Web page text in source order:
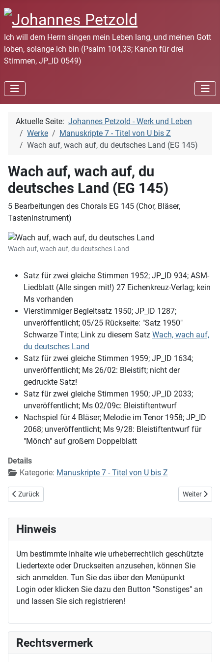
Ich will dem Herrn singen mein Leben lang, und meinen Gott
loben, solange ich bin (Psalm 104,33; Kanon für drei
Stimmen, JP_ID 0549)
Aktuelle Seite: Johannes Petzold - Werk und Leben
Werke
Manuskripte 7 - Titel von U bis Z
Wach auf, wach auf, du deutsches Land (EG 145)
Wach auf, wach auf, du
deutsches Land (EG 145)
5 Bearbeitungen des Chorals EG 145 (Chor, Bläser,
Tasteninstrument)
Wach auf, wach auf, du deutsches Land
Satz für zwei gleiche Stimmen 1952; JP_ID 934; ASM-
Liedblatt (Alle singen mit!) 27 Eichenkreuz-Verlag; kein
Ms vorhanden
Vierstimmiger Begleitsatz 1950; JP_ID 1287;
unveröffentlicht; 05/25 Rückseite: "Satz 1950"
Schwarze Tinte; Link zu diesem Satz Wach, wach auf,
du deutsches Land
Satz für zwei gleiche Stimmen 1959; JP_ID 1634;
unveröffentlicht; Ms 26/02: Bleistift; nicht der
gedruckte Satz!
Satz für zwei gleiche Stimmen 1950; JP_ID 2033;
unveröffentlicht; Ms 02/09c: Bleistiftentwurf
Nachspiel für 4 Bläser; Melodie im Tenor 1958; JP_ID
2068; unveröffentlicht; Ms 9/28: Bleistiftentwurf für
"Mönch" auf großem Doppelblatt
Details
Kategorie: Manuskripte 7 - Titel von U bis Z
Vorheriger Beitrag: Wach auf, wach auf, 's ist hohe Zeit (EG 244)
Zurück Nächster
Weiter
Hinweis
Um bestimmte Inhalte wie urheberrechtlich geschützte
Liedertexte oder Druckseiten anzusehen, können Sie
sich anmelden. Tun Sie das über den Menüpunkt
Login oder klicken Sie dazu den Button "Sonstiges" an
und lassen Sie sich registrieren!
Rechtsvermerk